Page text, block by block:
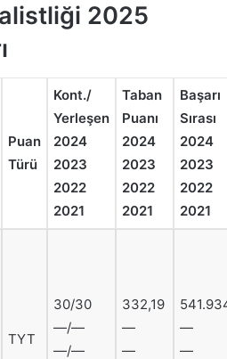
2025
Puan
Türü
Kont./
Yerleşen
2024
2023
2022
2021
Taban
Puanı
2024
2023
2022
2021
Başarı
Sırası
2024
2023
2022
2021
TYT
30/30
—/—
—/—
332,19
—
—
—
—